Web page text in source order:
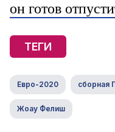
он готов
ТЕГИ
Евро-2020 сборная
Жоау Фелиш